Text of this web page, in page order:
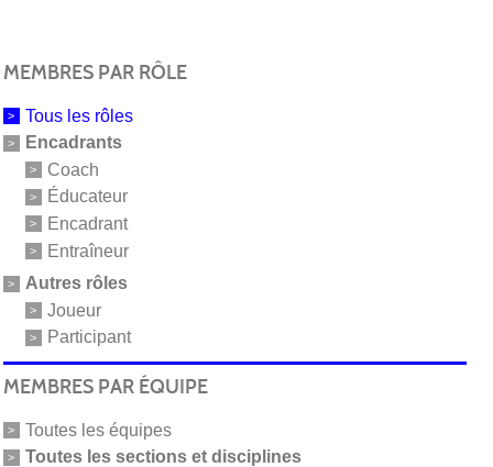
MEMBRES PAR RÔLE
Tous les rôles
Encadrants
Coach
Éducateur
Encadrant
Entraîneur
Autres rôles
Joueur
Participant
MEMBRES PAR ÉQUIPE
Toutes les équipes
Toutes les sections et disciplines